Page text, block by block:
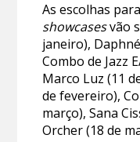
As escolhas
showcasesvão
janeiro),
Combo de Jazz
Marco Luz (11
de fevereiro),
março), Sana
Orcher (18 de